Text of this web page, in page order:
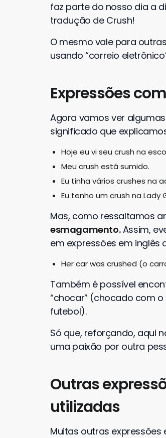
faz parte do nosso dia a
tradução de Crush!
O mesmo vale para
usando “correio
Expressões
Agora vamos ver
significado que
Hoje eu vi seu crush na
Meu crush está sumido.
Eu tinha vários crushes na
Eu tenho um crush na Lady
Mas, como ressaltamos
esmagamento.Assim,
em expressões em inglês
Her car was crushed (o
Também é possível
“chocar” (chocado com
futebol).
Só que, reforçando, aqui
uma paixão por outra
Outras
utilizadas
Muitas outras expressões